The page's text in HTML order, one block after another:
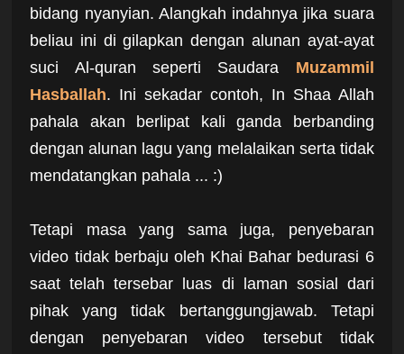
bidang nyanyian. Alangkah indahnya jika suara
beliau ini di gilapkan dengan alunan ayat-ayat
suci Al-quran seperti Saudara Muzammil
Hasballah. Ini sekadar contoh, In Shaa Allah
pahala akan berlipat kali ganda berbanding
dengan alunan lagu yang melalaikan serta tidak
mendatangkan pahala ... :)
Tetapi masa yang sama juga, penyebaran
video tidak berbaju oleh Khai Bahar bedurasi 6
saat telah tersebar luas di laman sosial dari
pihak yang tidak bertanggungjawab. Tetapi
dengan penyebaran video tersebut tidak